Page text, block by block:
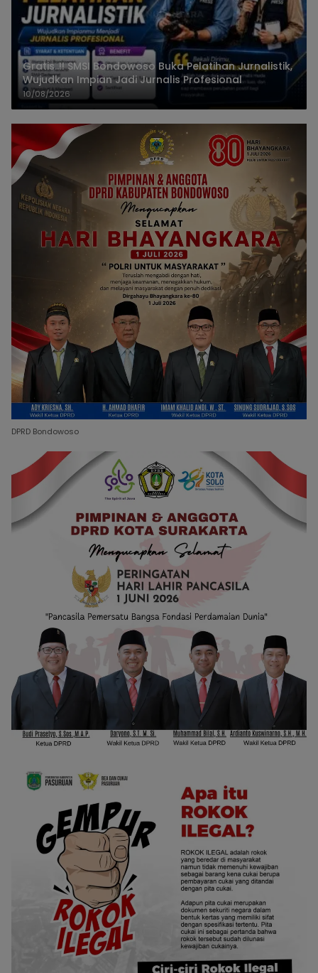
Gratis..!! SMSI Bondowoso Buka Pelatihan Jurnalistik,
Wujudkan Impian Jadi Jurnalis Profesional
10/08/2026
DPRD Bondowoso